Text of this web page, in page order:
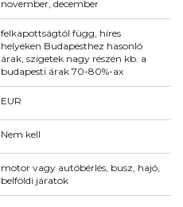
november, december
felkapottságtól függ, híres
helyeken Budapesthez hasonló
árak, szigetek nagy részén kb. a
budapesti árak 70-80%-ax
EUR
Nem kell
motor vagy autóbérlés, busz, hajó,
belföldi járatok